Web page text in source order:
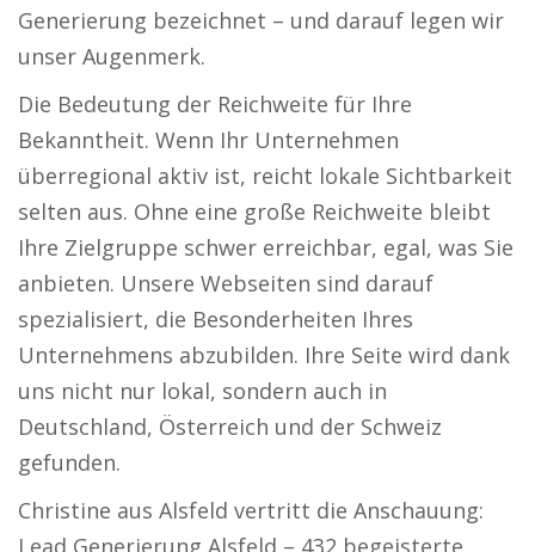
Generierung bezeichnet – und darauf legen wir
unser Augenmerk.
Die Bedeutung der Reichweite für Ihre
Bekanntheit. Wenn Ihr Unternehmen
überregional aktiv ist, reicht lokale Sichtbarkeit
selten aus. Ohne eine große Reichweite bleibt
Ihre Zielgruppe schwer erreichbar, egal, was Sie
anbieten. Unsere Webseiten sind darauf
spezialisiert, die Besonderheiten Ihres
Unternehmens abzubilden. Ihre Seite wird dank
uns nicht nur lokal, sondern auch in
Deutschland, Österreich und der Schweiz
gefunden.
Christine aus Alsfeld vertritt die Anschauung:
Lead Generierung Alsfeld – 432 begeisterte